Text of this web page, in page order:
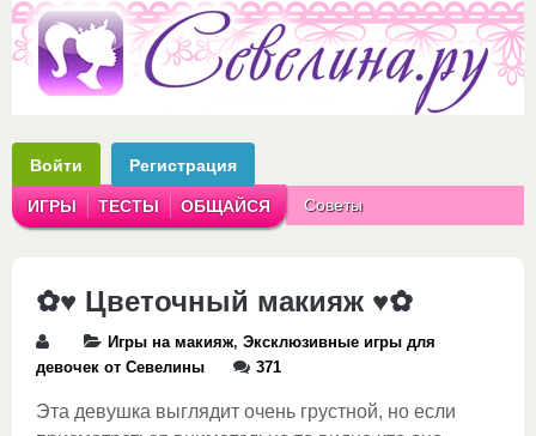
Войти Регистрация
ИГРЫ ТЕСТЫ ОБЩАЙСЯ Советы
✿♥ Цветочный макияж ♥✿
Игры на макияж, Эксклюзивные игры для
девочек от Севелины
371
Эта девушка выглядит очень грустной, но если